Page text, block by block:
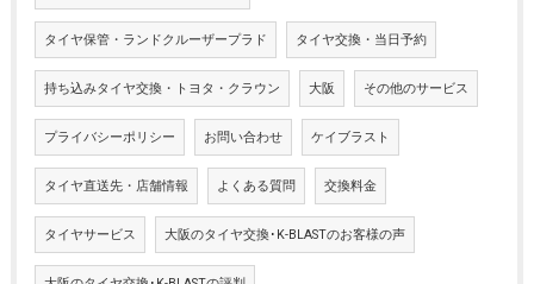
タイヤ保管・ランドクルーザープラド タイヤ交換・当日予約
持ち込みタイヤ交換・トヨタ・クラウン 大阪 その他のサービス
プライバシーポリシー お問い合わせ ケイブラスト
タイヤ直送先・店舗情報 よくある質問 交換料金
タイヤサービス 大阪のタイヤ交換･K-BLASTのお客様の声